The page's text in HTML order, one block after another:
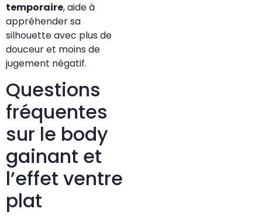
temporaire, aide à
appréhender sa
silhouette avec plus de
douceur et moins de
jugement négatif.
Questions
fréquentes
sur le body
gainant et
l’effet ventre
plat